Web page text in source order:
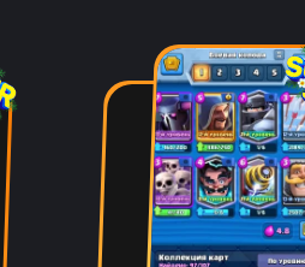
Dscraft
8 часов назад
Топ4ik воще!)
8 часов назад
Подходит на ps4?